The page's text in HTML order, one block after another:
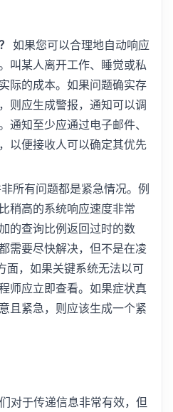
如果您可以合理地自动响应
叫某人离开工作、睡觉或私
际的成本。如果问题确实存
则应生成警报，通知可以调
通知至少应通过电子邮件、
以便接收人可以确定其优先
所有问题都是紧急情况。例
稍高的系统响应速度非常
的查询比例返回过时的数
需要尽快解决，但不是在凌
面，如果关键系统无法以可
师应立即查看。如果症状真
且紧急，则应该生成一个紧
对于传递信息非常有效，但